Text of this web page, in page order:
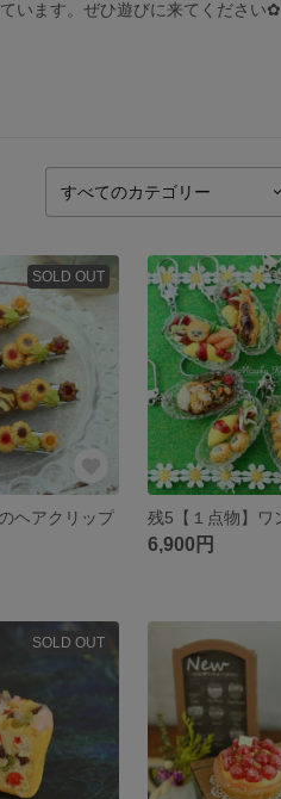
います。ぜひ遊びに来てください✿
SOLD OUT
ヘアクリップ
6,900円
SOLD OUT